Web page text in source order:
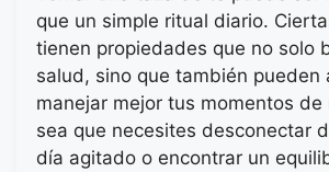
que un simple ritual diario.
tienen propiedades que no solo
salud, sino que también pueden
manejar mejor tus momentos de
sea que necesites desconectar
día agitado o encontrar un